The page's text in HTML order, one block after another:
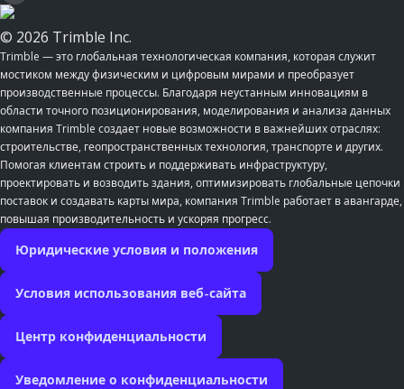
© 2026 Trimble Inc.
Trimble — это глобальная технологическая компания, которая служит
мостиком между физическим и цифровым мирами и преобразует
производственные процессы. Благодаря неустанным инновациям в
области точного позиционирования, моделирования и анализа данных
компания Trimble создает новые возможности в важнейших отраслях:
строительстве, геопространственных технология, транспорте и других.
Помогая клиентам строить и поддерживать инфраструктуру,
проектировать и возводить здания, оптимизировать глобальные цепочки
поставок и создавать карты мира, компания Trimble работает в авангарде,
повышая производительность и ускоряя прогресс.
Юридические условия и положения
Условия использования веб-сайта
Центр конфиденциальности
Уведомление о конфиденциальности